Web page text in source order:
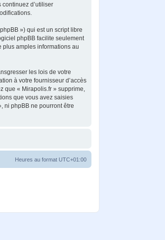
d’utiliser
») qui est un script libre
phpBB facilite seulement
plus amples informations au
les lois de votre
à votre fournisseur d’accès
que « Mirapolis.fr » supprime,
que vous avez saisies
ni phpBB ne pourront être
Heures au format UTC+01:00